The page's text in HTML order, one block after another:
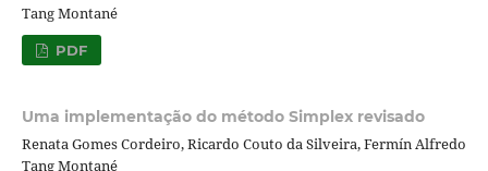
Tang Montané
PDF
Uma implementação do método Simplex revisado
Renata Gomes Cordeiro, Ricardo Couto da Silveira, Fermín Alfredo
Tang Montané